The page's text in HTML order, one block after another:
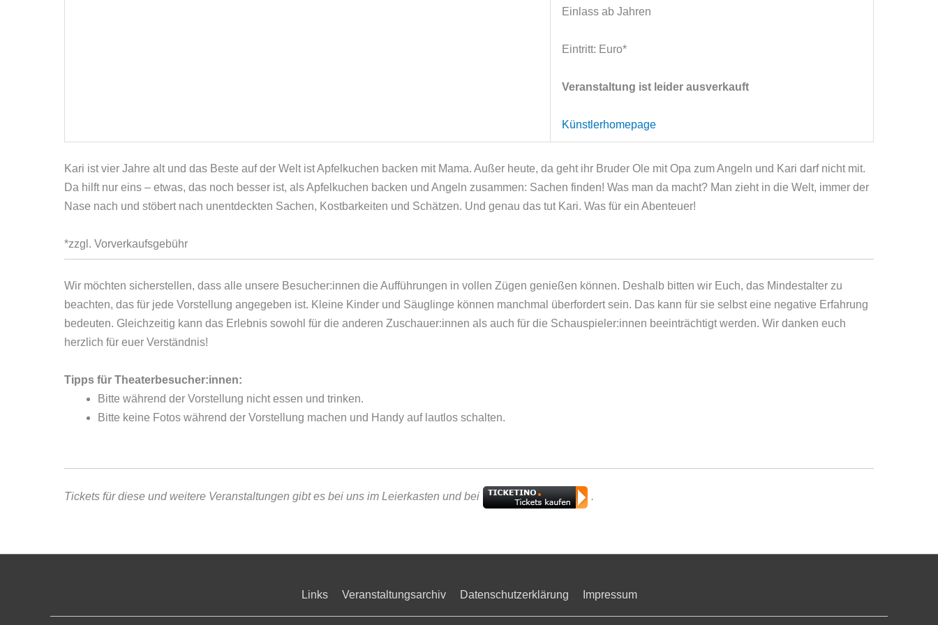
Einlass ab Jahren
Eintritt: Euro*
Veranstaltung ist leider ausverkauft
Künstlerhomepage
Kari ist vier Jahre alt und das Beste auf der Welt ist Apfelkuchen backen mit Mama. Außer heute, da geht ihr Bruder Ole mit Opa zum Angeln und Kari darf nicht mit.
Da hilft nur eins – etwas, das noch besser ist, als Apfelkuchen backen und Angeln zusammen: Sachen finden! Was man da macht? Man zieht in die Welt, immer der
Nase nach und stöbert nach unentdeckten Sachen, Kostbarkeiten und Schätzen. Und genau das tut Kari. Was für ein Abenteuer!
*zzgl. Vorverkaufsgebühr
Wir möchten sicherstellen, dass alle unsere Besucher:innen die Aufführungen in vollen Zügen genießen können. Deshalb bitten wir Euch, das Mindestalter zu
beachten, das für jede Vorstellung angegeben ist. Kleine Kinder und Säuglinge können manchmal überfordert sein. Das kann für sie selbst eine negative Erfahrung
bedeuten. Gleichzeitig kann das Erlebnis sowohl für die anderen Zuschauer:innen als auch für die Schauspieler:innen beeinträchtigt werden. Wir danken euch
herzlich für euer Verständnis!
Tipps für Theaterbesucher:innen:
Bitte während der Vorstellung nicht essen und trinken.
Bitte keine Fotos während der Vorstellung machen und Handy auf lautlos schalten.
Tickets für diese und weitere Veranstaltungen gibt es bei uns im Leierkasten und bei .
Links Veranstaltungsarchiv Datenschutzerklärung Impressum